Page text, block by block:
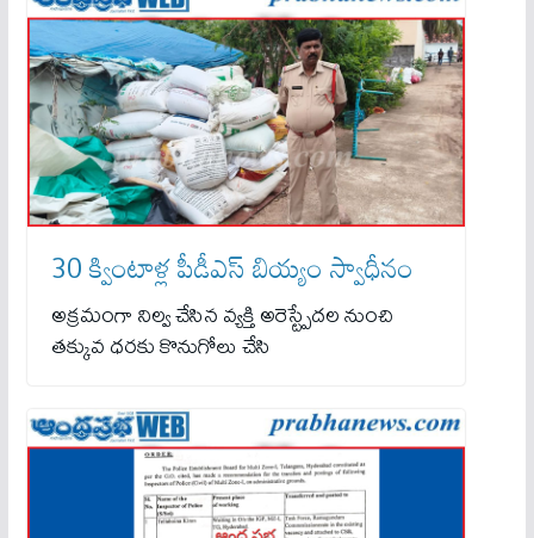
30 క్వింటాళ్ల పీడీఎస్ బియ్యం స్వాధీనం
అక్రమంగా నిల్వ చేసిన వ్యక్తి అరెస్ట్పేదల నుంచి
తక్కువ ధరకు కొనుగోలు చేసి